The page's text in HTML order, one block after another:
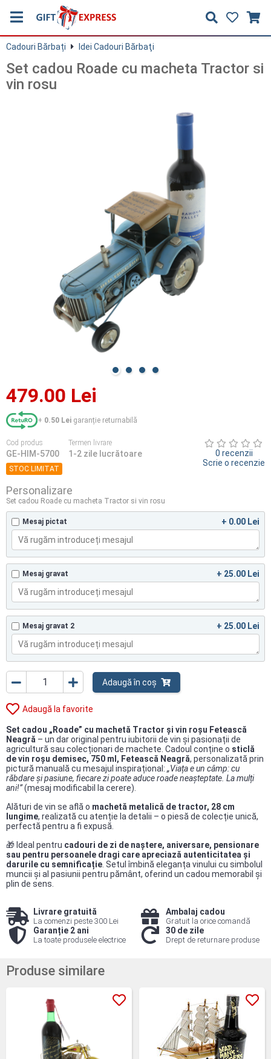
Cadouri Bărbați Idei Cadouri Bărbaţi
Set cadou Roade cu macheta Tractor si
vin rosu
479.00 Lei
+ 0.50 Leigaranție returnabilă
Cod produs
GE-HIM-5700
Termen livrare
1-2 zile lucrătoare
STOC LIMITAT
0 recenzii
Scrie o recenzie
Personalizare
Set cadou Roade cu macheta Tractor si vin rosu
Mesaj pictat + 0.00 Lei
Mesaj gravat + 25.00 Lei
Mesaj gravat 2 + 25.00 Lei
Adaugă în coș
Adaugă la favorite
Set cadou „Roade” cu machetă Tractor și vin roșu Fetească
Neagră – un dar original pentru iubitorii de vin și pasionații de
agricultură sau colecționari de machete. Cadoul conține o sticlă
de vin roșu demisec, 750 ml, Fetească Neagră, personalizată prin
pictură manuală cu mesajul inspirațional: „Viața e un câmp: cu
răbdare și pasiune, fiecare zi poate aduce roade neașteptate. La mulți
ani!”(mesaj modificabil la cerere).
Alături de vin se află o machetă metalică de tractor, 28 cm
lungime, realizată cu atenție la detalii – o piesă de colecție unică,
perfectă pentru a fi expusă.
🎁 Ideal pentru cadouri de zi de naștere, aniversare, pensionare
sau pentru persoanele dragi care apreciază autenticitatea și
darurile cu semnificație . Setul îmbină eleganța vinului cu simbolul
muncii și al pasiunii pentru pământ, oferind un cadou memorabil și
plin de sens.
Livrare gratuită
La comenzi peste 300 Lei
Ambalaj cadou
Gratuit la orice comandă
Garanție 2 ani
La toate produsele electrice
30 de zile
Drept de returnare produse
Produse similare